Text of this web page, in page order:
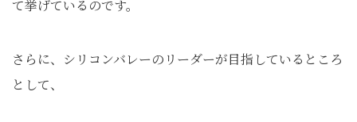
て挙げているのです。
さらに、シリコンバレーのリーダーが目指しているところ
として、